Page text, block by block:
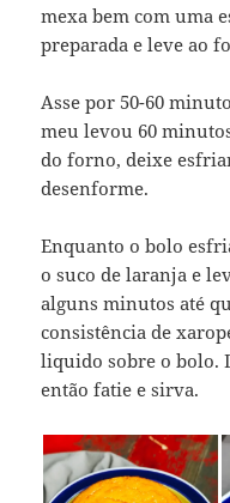
mexa bem com uma
preparada e leve ao
Asse por 50-60
meu levou 60
do forno, deixe
desenforme.
Enquanto o bolo
o suco de laranja e
alguns minutos até
consistência de
liquido sobre o bolo.
então fatie e sirva.